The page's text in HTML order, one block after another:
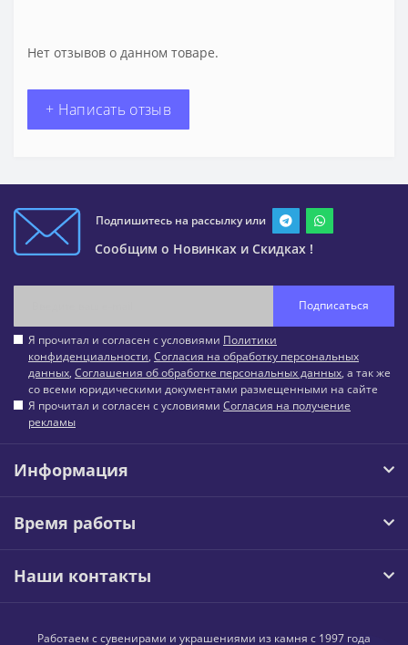
Нет отзывов о данном товаре.
+ Написать отзыв
Подпишитесь на рассылку или
Сообщим о Новинках и Скидках !
Подписаться
Я прочитал и согласен с условиями Политики
конфиденциальности, Согласия на обработку персональных
данных, Соглашения об обработке персональных данных, а так же
со всеми юридическими документами размещенными на сайте
Я прочитал и согласен с условиями Согласия на получение
рекламы
Информация
Время работы
Наши контакты
Работаем с сувенирами и украшениями из камня с 1997 года